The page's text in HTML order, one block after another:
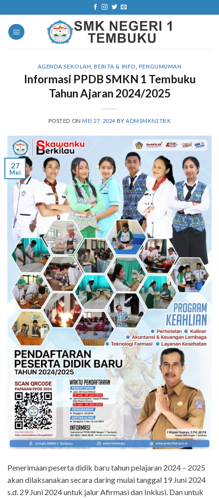
to
content
AGENDA SEKOLAH ,BERITA & INFO PENGUMUMAN
Informasi PPDB SMKN 1 Tembuku
Tahun Ajaran 2024/2025
POSTED ONMEI 27, 2024 BY ADMSMKN1TBK
27
Mei
Penerimaan peserta didik baru tahun pelajaran 2024 – 2025
akan dilaksanakan secara daring mulai tanggal 19 Juni 2024
s.d. 29 Juni 2024 untuk jalur Afirmasi dan Inklusi. Dan untuk